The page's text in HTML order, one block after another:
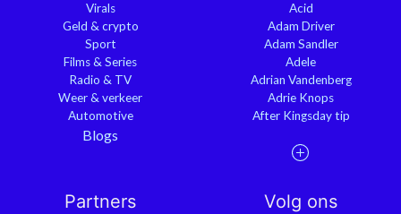
Virals
Geld & crypto
Sport
Films & Series
Radio & TV
Weer & verkeer
Automotive
Blogs
Acid
Adam Driver
Adam Sandler
Adele
Adrian Vandenberg
Adrie Knops
After Kingsday tip
Partners Volg ons